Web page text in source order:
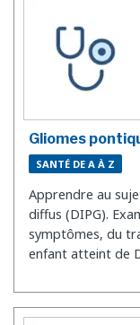
Gliomes
SANTÉ DE A À Z
Apprendre au
diffus (DIPG).
symptômes, du
enfant atteint de